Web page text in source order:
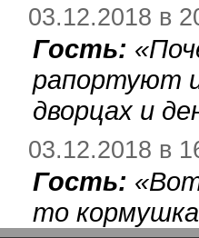
03.12.2018 в
Гость: «
рапортуют
дворцах и
03.12.2018 в
Гость: «
то